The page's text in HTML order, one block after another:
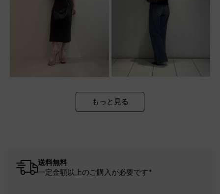
もっと見る
送料無料
一定金額以上のご購入が必要です*